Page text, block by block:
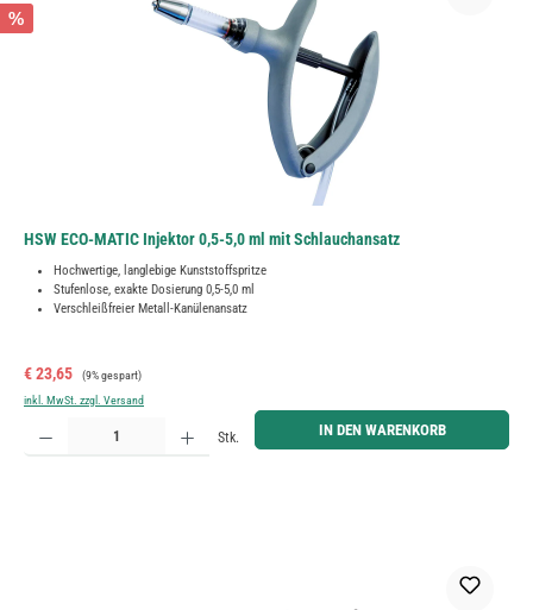
%
HSW ECO-MATIC Injektor 0,5-5,0 ml mit Schlauchansatz
Hochwertige, langlebige Kunststoffspritze
Stufenlose, exakte Dosierung 0,5-5,0 ml
Verschleißfreier Metall-Kanülenansatz
Verkaufspreis:
€ 23,65 Regulärer Preis:
(9% gespart)
inkl. MwSt. zzgl. Versand
Produkt Anzahl: Gib den gewünschten Wert ein oder benutze die Schaltflächen um die Anzahl zu
Stk. IN DEN WARENKORB